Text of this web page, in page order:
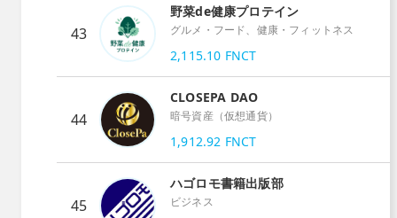
43
野菜de健康プロテイン
グルメ・フード、健康・フィットネス
2,115.10 FNCT
44
CLOSEPA DAO
暗号資産（仮想通貨）
1,912.92 FNCT
45
ハゴロモ書籍出版部
ビジネス